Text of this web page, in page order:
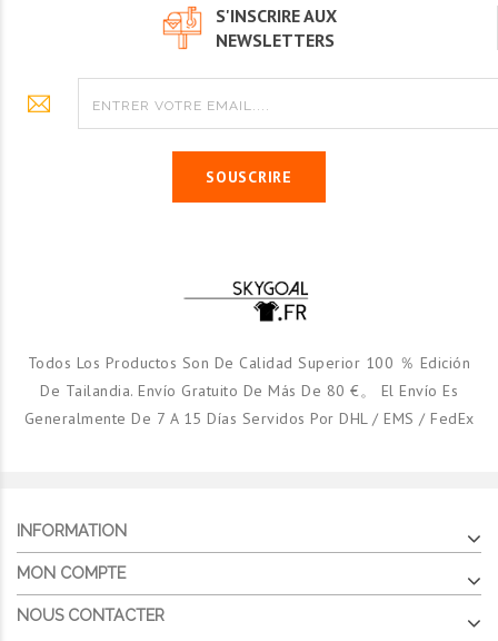
2020/21
€16.55
Zaragoza 1ª Equipacion
2019/20
€16.55
2019/20
S'INSCRIRE AUX
NEWSLETTERS
SOUSCRIRE
Todos Los Productos Son De Calidad Superior 100 ％ Edición
De Tailandia. Envío Gratuito De Más De 80 €。 El Envío Es
Generalmente De 7 A 15 Días Servidos Por DHL / EMS / FedEx
INFORMATION
MON COMPTE
NOUS CONTACTER